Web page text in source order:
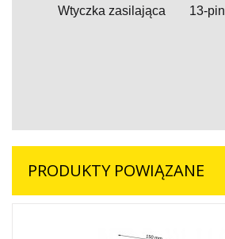
Wtyczka zasilająca 13-pin
PRODUKTY POWIĄZANE